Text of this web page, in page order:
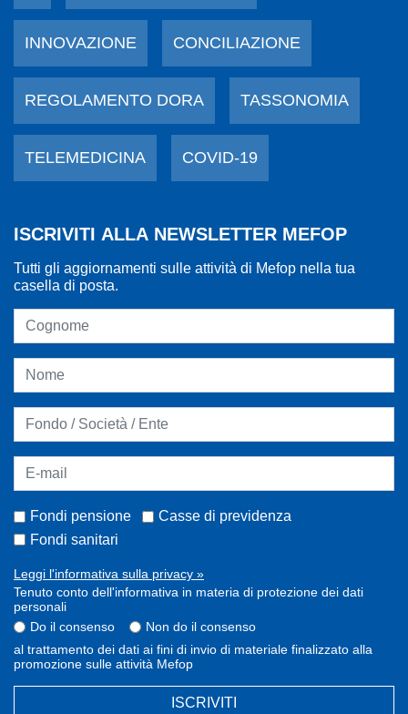
INNOVAZIONE CONCILIAZIONE
REGOLAMENTO DORA TASSONOMIA
TELEMEDICINA COVID-19
ISCRIVITI ALLA NEWSLETTER MEFOP
Tutti gli aggiornamenti sulle attività di Mefop nella tua
casella di posta.
Fondi pensione
Casse di previdenza
Fondi sanitari
Leggi l'informativa sulla privacy »
Tenuto conto dell'informativa in materia di protezione dei dati
personali
Do il consenso
Non do il consenso
al trattamento dei dati ai fini di invio di materiale finalizzato alla
promozione sulle attività Mefop
ISCRIVITI